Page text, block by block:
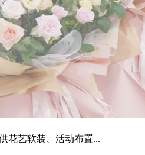
花艺软装、活动布置...